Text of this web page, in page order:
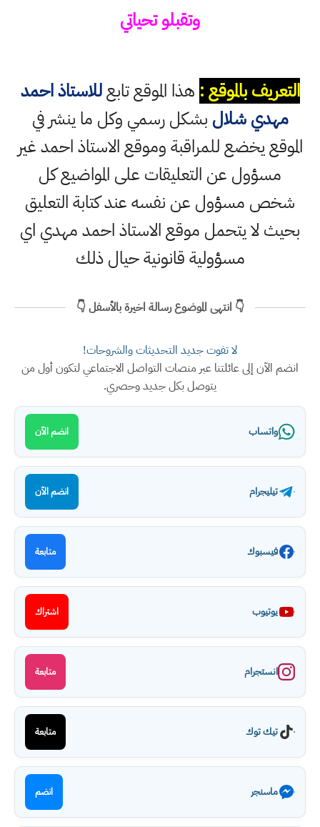
وتقبلو تحياتي
التعريف بالموقع : هذا الموقع تابعللاستاذ احمد
مهدي شلال بشكل رسمي وكل ما ينشر في
الموقع يخضع للمراقبة وموقع الاستاذ احمد غير
مسؤول عن التعليقات على المواضيع كل
شخص مسؤول عن نفسه عند كتابة التعليق
بحيث لا يتحمل موقع الاستاذ احمد مهدي اي
مسؤولية قانونية حيال ذلك
👇 انتهى الموضوع رسالة اخيرة بالأسفل 👇
لا تفوت جديد التحديثات والشروحات!
انضم الآن إلى عائلتنا عبر منصات التواصل الاجتماعي لتكون أول من
يتوصل بكل جديد وحصري.
واتساب انضم الآن
تيليجرام انضم الآن
فيسبوك متابعة
يوتيوب اشتراك
انستجرام متابعة
تيك توك متابعة
ماسنجر انضم